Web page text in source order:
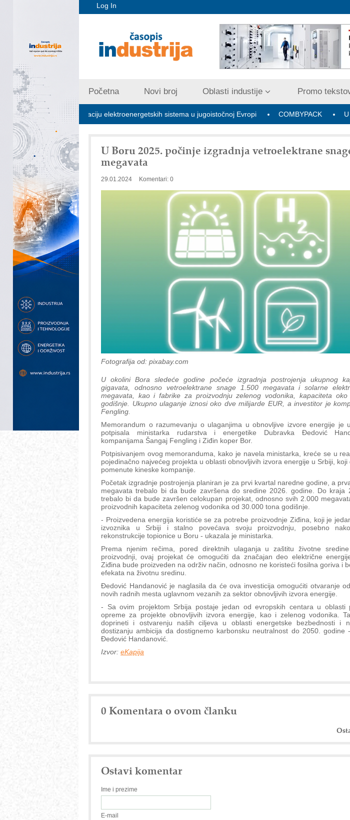
Log In
Početna Novi broj Oblasti industije Promo
za stabilizaciju elektroenergetskih sistema u jugoistočnoj Evropi COMBYPACK U Srbiji
U Boru 2025. počinje izgradnja vetroelektrane
megavata
29.01.2024 Komentari: 0
Fotografija od: pixabay.com
U okolini Bora sledeće godine počeće izgradnja postrojenja ukupnog
gigavata, odnosno vetroelektrane snage 1.500 megavata i solarne
megavata, kao i fabrike za proizvodnju zelenog vodonika, kapaciteta
godišnje. Ukupno ulaganje iznosi oko dve milijarde EUR, a investitor je
Fengling.
Memorandum o razumevanju o ulaganjima u obnovljive izvore energije je
potpisala ministarka rudarstva i energetike Dubravka Đedović
kompanijama Šangaj Fengling i Ziđin koper Bor.
Potpisivanjem ovog memoranduma, kako je navela ministarka, kreće se u
pojedinačno najvećeg projekta u oblasti obnovljivih izvora energije u Srbiji, koji
pomenute kineske kompanije.
Početak izgradnje postrojenja planiran je za prvi kvartal naredne godine, a
megavata trebalo bi da bude završena do sredine 2026. godine. Do kraja
trebalo bi da bude završen celokupan projekat, odnosno svih 2.000
proizvodnih kapaciteta zelenog vodonika od 30.000 tona godišnje.
- Proizvedena energija koristiće se za potrebe proizvodnje Ziđina, koji je
izvoznika u Srbiji i stalno povećava svoju proizvodnju, posebno
rekonstrukcije topionice u Boru - ukazala je ministarka.
Prema njenim rečima, pored direktnih ulaganja u zaštitu životne
proizvodnji, ovaj projekat će omogućiti da značajan deo električne
Ziđina bude proizveden na održiv način, odnosno ne koristeći fosilna goriva i
efekata na životnu sredinu.
Đedović Handanović je naglasila da će ova investicija omogućiti otvaranje
novih radnih mesta uglavnom vezanih za sektor obnovljivih izvora energije.
- Sa ovim projektom Srbija postaje jedan od evropskih centara u oblasti
opreme za projekte obnovljivih izvora energije, kao i zelenog vodonika.
doprineti i ostvarenju naših ciljeva u oblasti energetske bezbednosti i
dostizanju ambicija da dostignemo karbonsku neutralnost do 2050. godine
Đedović Handanović.
Izvor: eKapija
0 Komentara o ovom članku
Ostavi komentar
Ime i prezime
E-mail